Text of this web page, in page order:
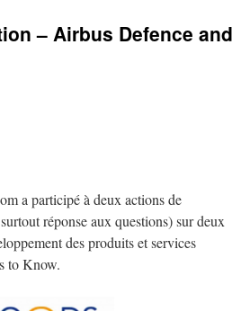
– Airbus Defence and
a participé à deux actions de
réponse aux questions) sur deux
des produits et services
to Know.